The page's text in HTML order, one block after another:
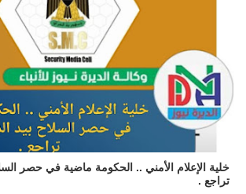
خلية الإعلام الأمني .. الحكومة ماضية في حصر
تراجع .